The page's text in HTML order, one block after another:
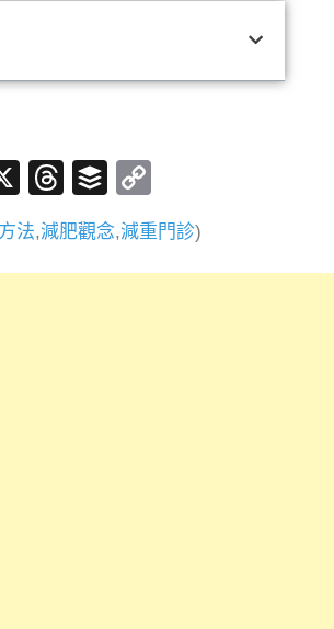
X Threads
BufferCopy
Link
法,減肥觀念,減重門診)